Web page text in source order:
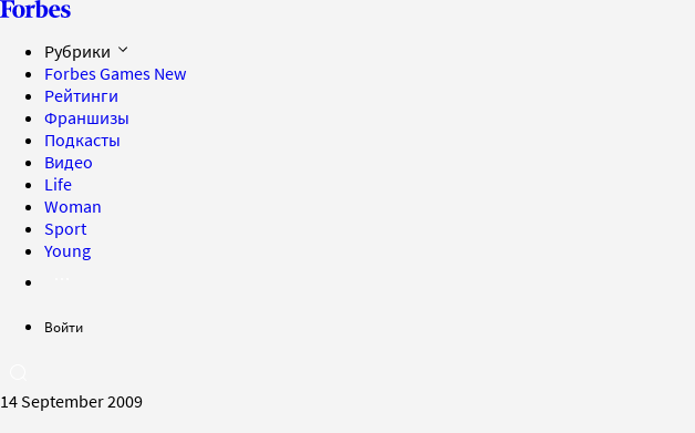
Рубрики
Forbes Games New
Рейтинги
Франшизы
Подкасты
Видео
Life
Woman
Sport
Young
Войти
14 September 2009